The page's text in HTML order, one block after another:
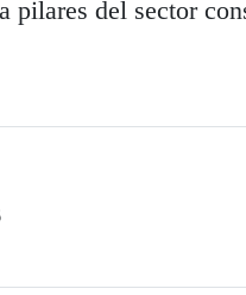
pilares del sector